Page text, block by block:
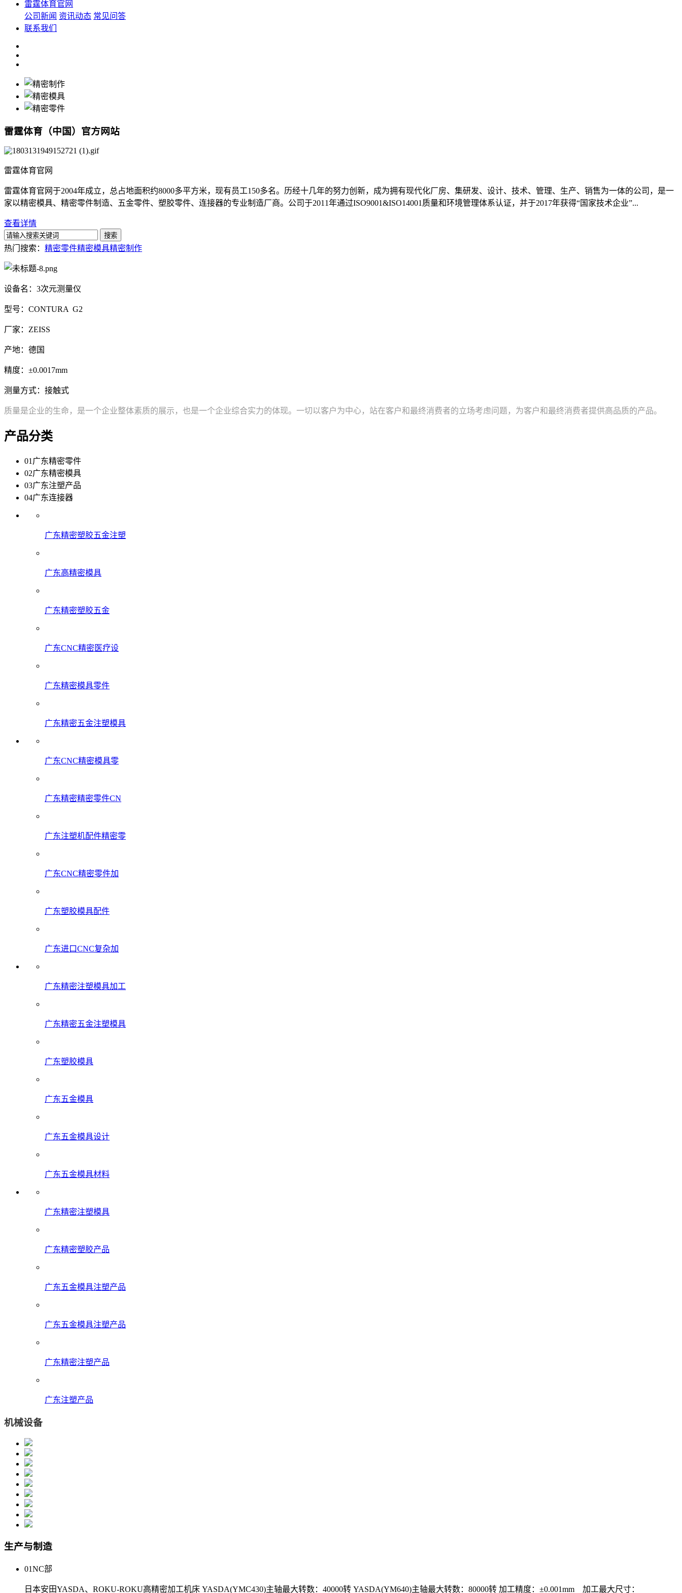
雷霆体育官网
公司新闻 资讯动态 常见问答
联系我们
雷霆体育（中国）官方网站
雷霆体育官网
雷霆体育官网于2004年成立，总占地面积约8000多平方米，现有员工150多名。历经十几年的努力创新，成为拥有现代化厂房、集研发、设计、技术、管理、生产、销售为一体的公司，是一
家以精密模具、精密零件制造、五金零件、塑胶零件、连接器的专业制造厂商。公司于2011年通过ISO9001&ISO14001质量和环境管理体系认证，并于2017年获得“国家技术企业”...
查看详情
热门搜索： 精密零件精密模具精密制作
设备名：3次元测量仪
型号：CONTURA G2
厂家：ZEISS
产地：德国
精度：±0.0017mm
测量方式：接触式
质量是企业的生命，是一个企业整体素质的展示，也是一个企业综合实力的体现。一切以客户为中心，站在客户和最终消费者的立场考虑问题，为客户和最终消费者提供高品质的产品。
产品分类
01 广东精密零件
02广东精密模具
03广东注塑产品
04广东连接器
广东精密塑胶五金注塑
广东高精密模具
广东精密塑胶五金
广东CNC精密医疗设
广东精密模具零件
广东精密五金注塑模具
广东CNC精密模具零
广东精密精密零件CN
广东注塑机配件精密零
广东CNC精密零件加
广东塑胶模具配件
广东进口CNC复杂加
广东精密注塑模具加工
广东精密五金注塑模具
广东塑胶模具
广东五金模具
广东五金模具设计
广东五金模具材料
广东精密注塑模具
广东精密塑胶产品
广东五金模具注塑产品
广东五金模具注塑产品
广东精密注塑产品
广东注塑产品
机械设备
生产与制造
01NC部
日本安田YASDA、ROKU-ROKU高精密加工机床 YASDA(YMC430)主轴最大转数：40000转 YASDA(YM640)主轴最大转数：80000转 加工精度：±0.001mm 加工最大尺寸：